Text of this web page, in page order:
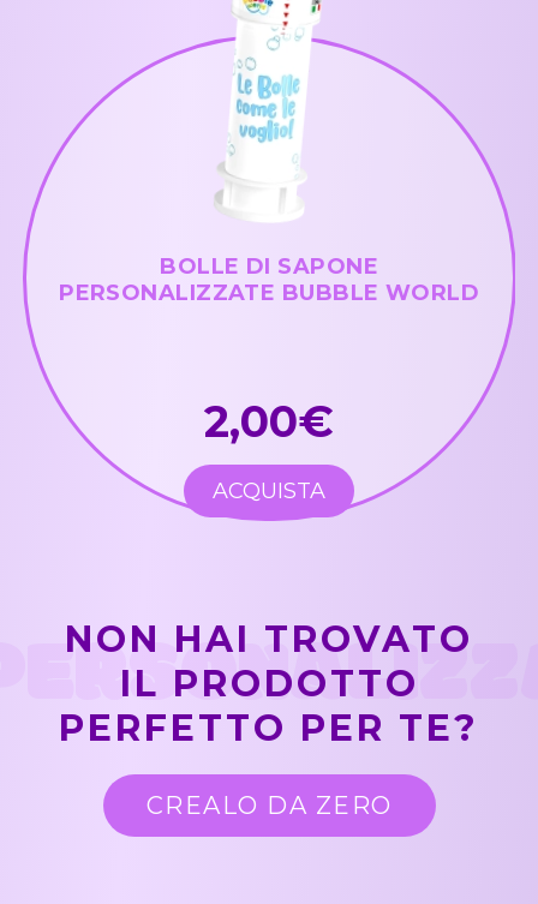
BOLLE DI SAPONE
PERSONALIZZATE BUBBLE WORLD
2,00€
ACQUISTA
NON HAI TROVATO
IL PRODOTTO
PERFETTO PER TE?
CREALO DA ZERO